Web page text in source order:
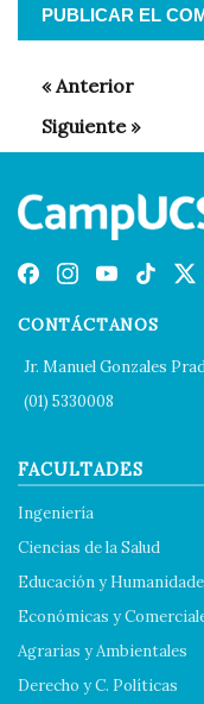
CONTÁCTANOS
Jr. Manuel Gonzales
(01) 5330008
FACULTADES
Ingeniería
Ciencias de la Salud
Educación y
Económicas y
Agrarias y Ambientales
Derecho y C. Políticas